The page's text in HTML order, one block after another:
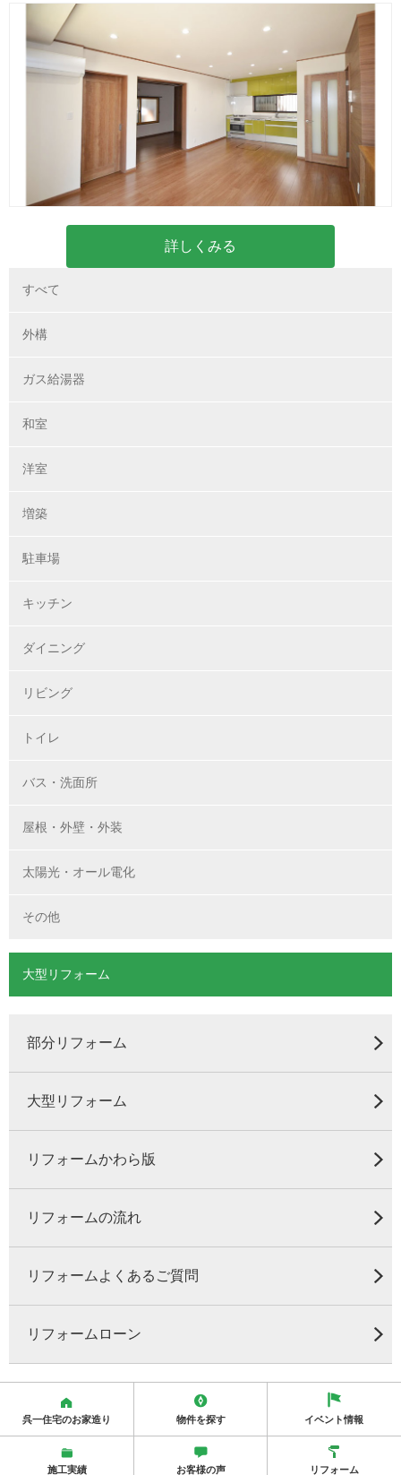
詳しくみる
すべて
外構
ガス給湯器
和室
洋室
増築
駐車場
キッチン
ダイニング
リビング
トイレ
バス・洗面所
屋根・外壁・外装
太陽光・オール電化
その他
大型リフォーム
部分リフォーム
大型リフォーム
リフォームかわら版
リフォームの流れ
リフォームよくあるご質問
リフォームローン
呉一住宅のお家造り 物件を探す イベント情報
施工実績 お客様の声 リフォーム